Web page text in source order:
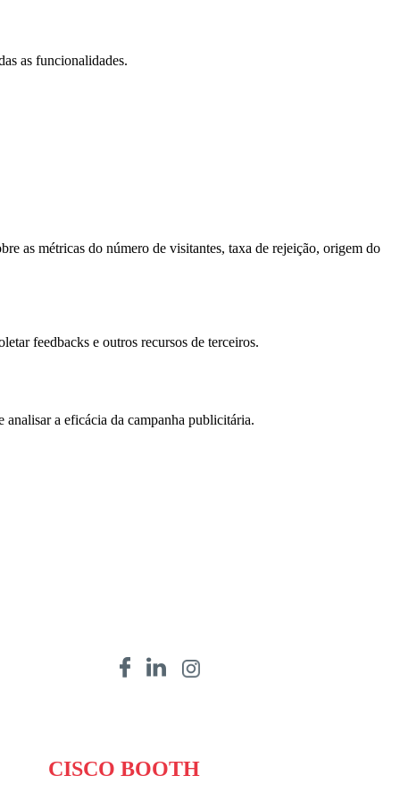
as funcionalidades.
as métricas do número de visitantes, taxa de rejeição, origem do
feedbacks e outros recursos de terceiros.
analisar a eficácia da campanha publicitária.
CISCO BOOTH